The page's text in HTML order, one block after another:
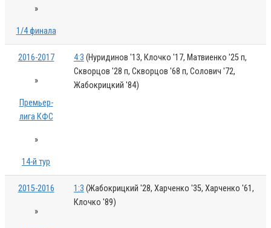
»
1/4 финала
2016-2017
»
Премьер-
лига КФС
»
14-й тур
4:3 (Нуридинов '13, Клочко '17, Матвиенко '25 п,
Скворцов '28 п, Скворцов '68 п, Солович '72,
Жабокрицкий '84)
2015-2016
»
1:3 (Жабокрицкий '28, Харченко '35, Харченко '61,
Клочко '89)